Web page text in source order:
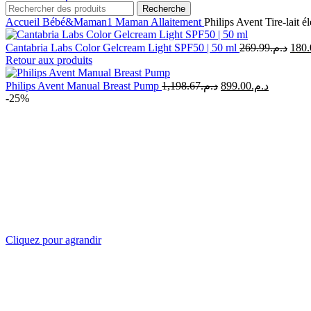
Recherche
Accueil Bébé&Maman1 Maman Allaitement Philips Avent Tire-lait
Cantabria Labs Color Gelcream Light SPF50 | 50 ml د.م.269.99
Le
Retour aux produits
Philips Avent Manual Breast Pump د.م.1,198.67
Le
د.م.899.00
Le
-25%
Cliquez pour agrandir